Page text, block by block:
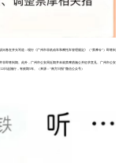
卷在开头写道：现行《广州市非机动车和摩托车管理规定》（“禁摩令”）即将到
即将到期。此外，广州市公安局近期并未就禁摩措施公开征求意见。广州市公安
日起施行，有效期5年。（来源：“南方日报”微信公众号）